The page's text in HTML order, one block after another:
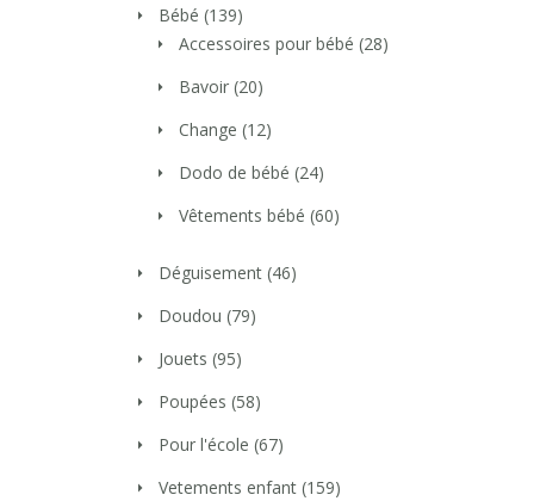
Bébé (139)
Accessoires pour bébé (28)
Bavoir (20)
Change (12)
Dodo de bébé (24)
Vêtements bébé (60)
Déguisement (46)
Doudou (79)
Jouets (95)
Poupées (58)
Pour l'école (67)
Vetements enfant (159)